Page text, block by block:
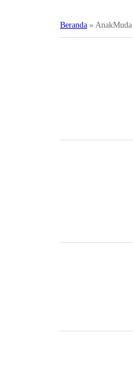
Beranda » AnakMuda